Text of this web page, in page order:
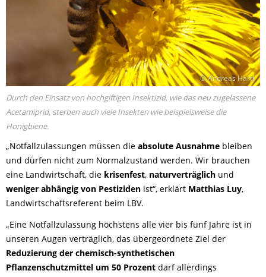
© Andreas Hartl
Durch den Einsatz von hochgiftigen Insektizid, wie das neu zugelassene
Acetamiprid, sterben auch viele Insekten wie beispielsweise die
Honigbiene.
„Notfallzulassungen müssen die absolute Ausnahme bleiben
und dürfen nicht zum Normalzustand werden. Wir brauchen
eine Landwirtschaft, die krisenfest, naturverträglich und
weniger abhängig von Pestiziden ist“, erklärt Matthias Luy,
Landwirtschaftsreferent beim LBV.
„Eine Notfallzulassung höchstens alle vier bis fünf Jahre ist in
unseren Augen verträglich, das übergeordnete Ziel der
Reduzierung der chemisch-synthetischen
Pflanzenschutzmittel um 50 Prozent darf allerdings